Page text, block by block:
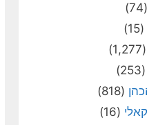
(74)
(15)
(1,277)
(253)
(818)
(16)